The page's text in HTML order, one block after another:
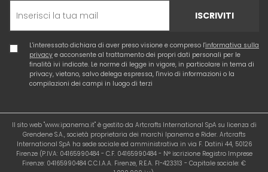
ISCRIVITI
L'interessato dichiara di aver preso visione e compreso l'informativa sulla
privacy e acconsente al trattamento dei propri dati personali per le
finalità ivi indicate. Le norme di legge in vigore, in particolare in tema di
privacy, vietano, salvo delega espressa, l'invio di informazioni o la
compilazioni dei campi in luogo di terzi
Il sito web "www.ipanema.it" è gestito da Artcrafts International SpA su licenza di
Grendene S.A., società proprietaria dei marchi Ipanema e Rider. Artcrafts
International SpA ha sede sociale ed amministrativa in via F. Datini 44, 50126
Firenze (P.IVA: 04165990484 - C.F. 04165990484 - N° iscrizione Registro Imprese
Firenze: 04165990484 C.C.I.A.A. Firenze, R.E.A. FI-423313 - Capitale sociale: €